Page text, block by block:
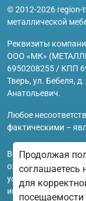
© 2012-2026 region-
металлической
Реквизиты
ООО «МК»
6950208255 / КПП
Тверь, ул. Бебеля,
Анатольевич.
Любое
фактическими –
Вся информация на
ознакомительный и
условиях не
информацию можно
Продолжая
соглашаетесь
для
посещаемости